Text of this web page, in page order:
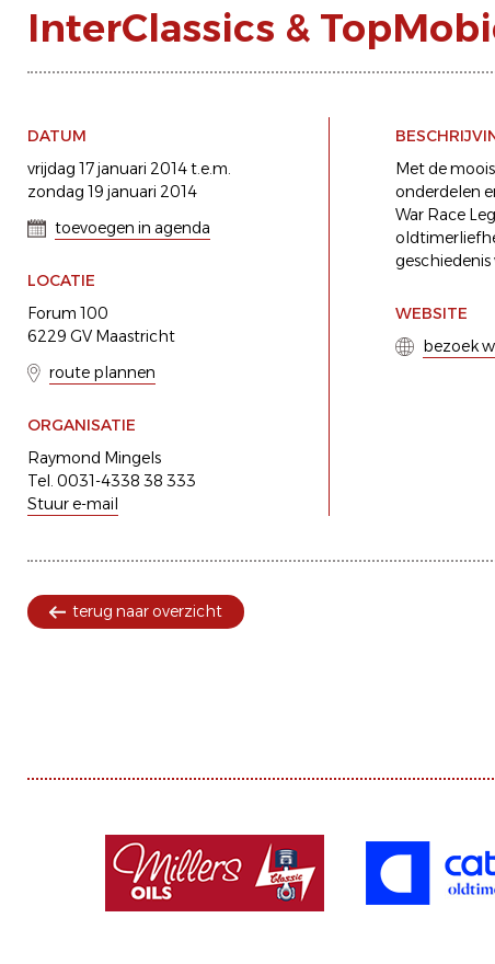
InterClassics &
DATUM
vrijdag 17 januari 2014 t.e.m.
zondag 19 januari 2014
toevoegen in agenda
LOCATIE
Forum 100
6229 GV Maastricht
route plannen
ORGANISATIE
Raymond Mingels
Tel. 0031-4338 38 333
Stuur e-mail
Met de
onderdelen
War Race
WEBSITE
bezoek
terug naar overzicht